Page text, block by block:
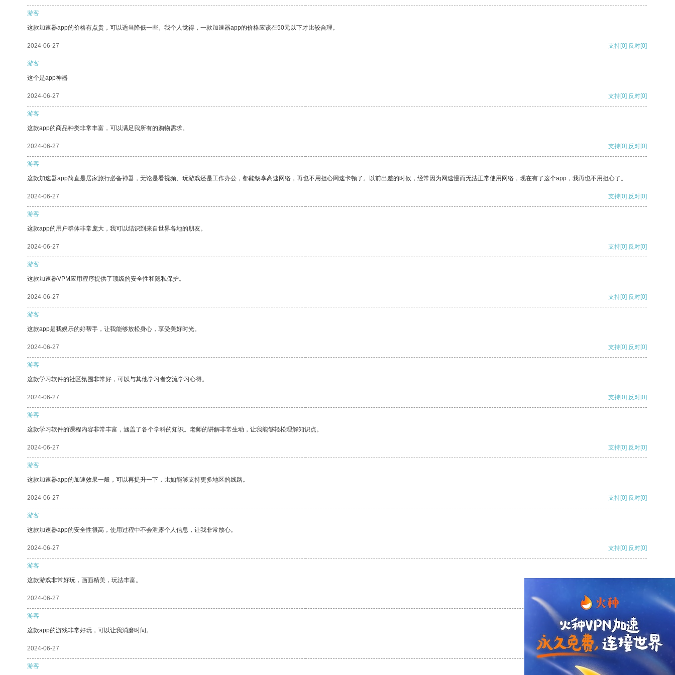
游客
这款加速器app的价格有点贵，可以适当降低一些。我个人觉得，一款加速器app的价格应该在50元以下才比较合理。
2024-06-27 支持[0] 反对[0]
游客
这个是app神器
2024-06-27 支持[0] 反对[0]
游客
这款app的商品种类非常丰富，可以满足我所有的购物需求。
2024-06-27 支持[0] 反对[0]
游客
这款加速器app简直是居家旅行必备神器，无论是看视频、玩游戏还是工作办公，都能畅享高速网络，再也不用担心网速卡顿了。以前出差的时候，经常因为网速慢而无法正常使用网络，现在有了这个app，我再也不用担心了。
2024-06-27 支持[0] 反对[0]
游客
这款app的用户群体非常庞大，我可以结识到来自世界各地的朋友。
2024-06-27 支持[0] 反对[0]
游客
这款加速器VPM应用程序提供了顶级的安全性和隐私保护。
2024-06-27 支持[0] 反对[0]
游客
这款app是我娱乐的好帮手，让我能够放松身心，享受美好时光。
2024-06-27 支持[0] 反对[0]
游客
这款学习软件的社区氛围非常好，可以与其他学习者交流学习心得。
2024-06-27 支持[0] 反对[0]
游客
这款学习软件的课程内容非常丰富，涵盖了各个学科的知识。老师的讲解非常生动，让我能够轻松理解知识点。
2024-06-27 支持[0] 反对[0]
游客
这款加速器app的加速效果一般，可以再提升一下，比如能够支持更多地区的线路。
2024-06-27 支持[0] 反对[0]
游客
这款加速器app的安全性很高，使用过程中不会泄露个人信息，让我非常放心。
2024-06-27 支持[0] 反对[0]
游客
这款游戏非常好玩，画面精美，玩法丰富。
2024-06-27 支持
游客
这款app的游戏非常好玩，可以让我消磨时间。
2024-06-27 支持[0] 反对[0]
游客